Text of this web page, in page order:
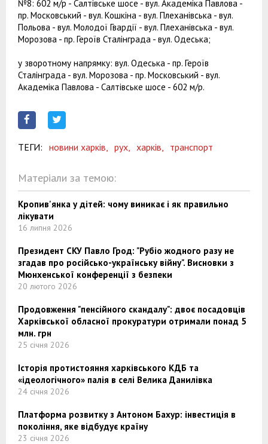
№8: 602 м/р - Салтівське шосе - вул. Академіка Павлова -
пр. Московський - вул. Кошкіна - вул. Плеханівська - вул.
Польова - вул. Молодої Гвардії - вул. Плеханівська - вул.
Морозова - пр. Героїв Сталінграда - вул. Одеська;
у зворотному напрямку: вул. Одеська - пр. Героїв
Сталінграда - вул. Морозова - пр. Московський - вул.
Академіка Павлова - Салтівське шосе - 602 м/р.
ТЕГИ: новини харків, рух, харків, транспорт
Матеріали за темою:
Кропив'янка у дітей: чому виникає і як правильно
лікувати
16 липня 2026
Президент СКУ Павло Грод: "Рубіо жодного разу не
згадав про російсько-українську війну". Висновки з
Мюнхенської конференції з безпеки
20 лютого 2026
Продовження "пенсійного скандалу": двоє посадовців
Харківської обласної прокуратури отримали понад 5
млн. грн
25 січня 2026
Історія протистояння харківського КДБ та
«ідеологічного» палія в селі Велика Данилівка
24 січня 2026
Платформа розвитку з Антоном Бахур: інвестиція в
покоління, яке відбудує країну
23 січня 2026